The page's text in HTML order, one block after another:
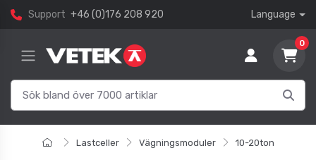
Support +46 (0)176 208 920 Language
0
Lastceller Vägningsmoduler 10-20ton